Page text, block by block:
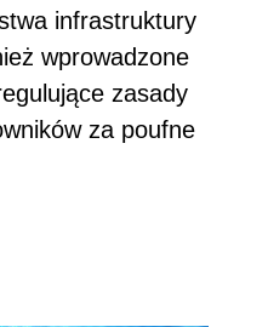
infrastruktury
wprowadzone
zasady
za poufne